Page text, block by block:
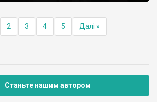
2 3 4 5 Далі »
Станьте нашим автором